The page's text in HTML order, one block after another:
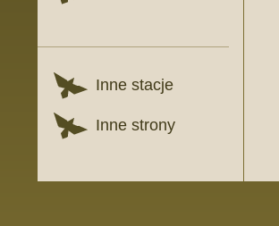
Inne stacje
Inne strony